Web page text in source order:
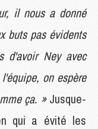
il nous a donné
buts pas évidents
d'avoir Ney avec
on espère
ça. »Jusque-
qui a évité les